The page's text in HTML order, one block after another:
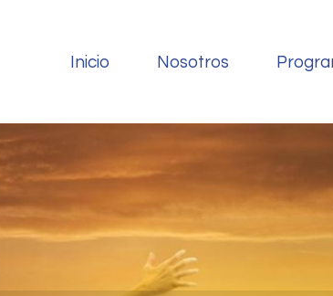
Inicio Nosotros